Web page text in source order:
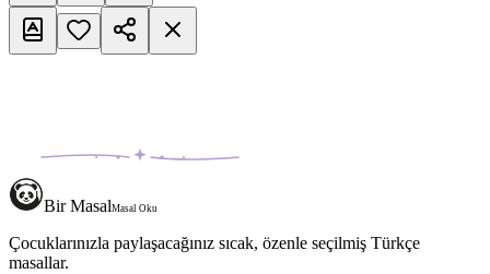
Bir MasalMasal Oku
Çocuklarınızla paylaşacağınız sıcak, özenle seçilmiş Türkçe
masallar.